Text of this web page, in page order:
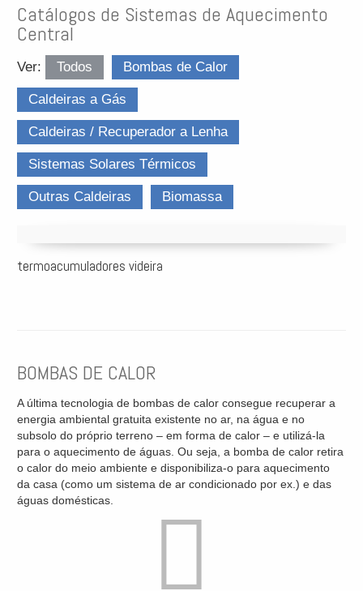
Catálogos de Sistemas de Aquecimento
Central
Ver: Todos Bombas de Calor
Caldeiras a Gás
Caldeiras / Recuperador a Lenha
Sistemas Solares Térmicos
Outras Caldeiras Biomassa
termoacumuladores videira
BOMBAS DE CALOR
A última tecnologia de bombas de calor consegue recuperar a
energia ambiental gratuita existente no ar, na água e no
subsolo do próprio terreno – em forma de calor – e utilizá-la
para o aquecimento de águas. Ou seja, a bomba de calor retira
o calor do meio ambiente e disponibiliza-o para aquecimento
da casa (como um sistema de ar condicionado por ex.) e das
águas domésticas.